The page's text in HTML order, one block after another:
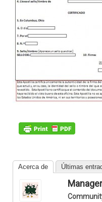
Acerca de Últimas